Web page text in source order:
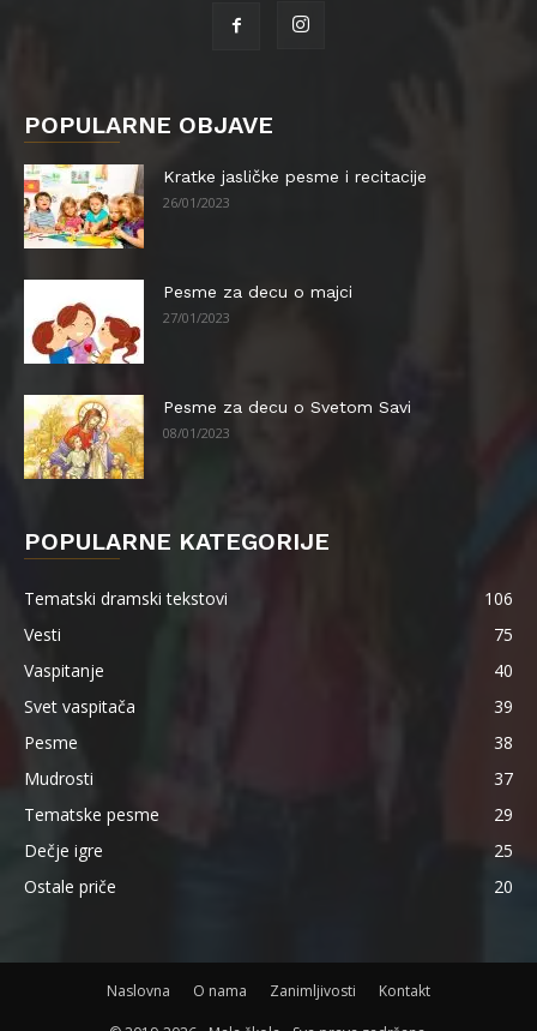
POPULARNE OBJAVE
Kratke jasličke pesme i recitacije
26/01/2023
Pesme za decu o majci
27/01/2023
Pesme za decu o Svetom Savi
08/01/2023
POPULARNE KATEGORIJE
Tematski dramski tekstovi
106
Vesti
75
Vaspitanje
40
Svet vaspitača
39
Pesme
38
Mudrosti
37
Tematske pesme
29
Dečje igre
25
Ostale priče
20
Naslovna O nama Zanimljivosti Kontakt